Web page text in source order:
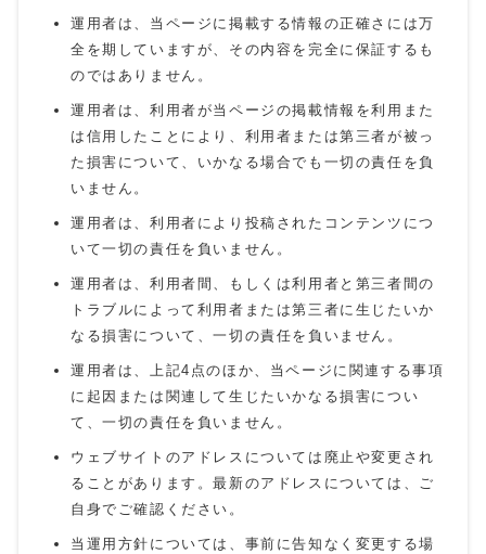
運用者は、当ページに掲載する情報の正確さには万
全を期していますが、その内容を完全に保証するも
のではありません。
運用者は、利用者が当ページの掲載情報を利用また
は信用したことにより、利用者または第三者が被っ
た損害について、いかなる場合でも一切の責任を負
いません。
運用者は、利用者により投稿されたコンテンツにつ
いて一切の責任を負いません。
運用者は、利用者間、もしくは利用者と第三者間の
トラブルによって利用者または第三者に生じたいか
なる損害について、一切の責任を負いません。
運用者は、上記4点のほか、当ページに関連する事項
に起因または関連して生じたいかなる損害につい
て、一切の責任を負いません。
ウェブサイトのアドレスについては廃止や変更され
ることがあります。最新のアドレスについては、ご
自身でご確認ください。
当運用方針については、事前に告知なく変更する場